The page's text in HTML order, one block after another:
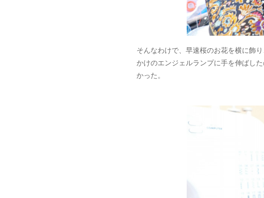
そんなわけで、早速桜のお花を横に飾
かけのエンジェルランプに手を伸ばし
かった。